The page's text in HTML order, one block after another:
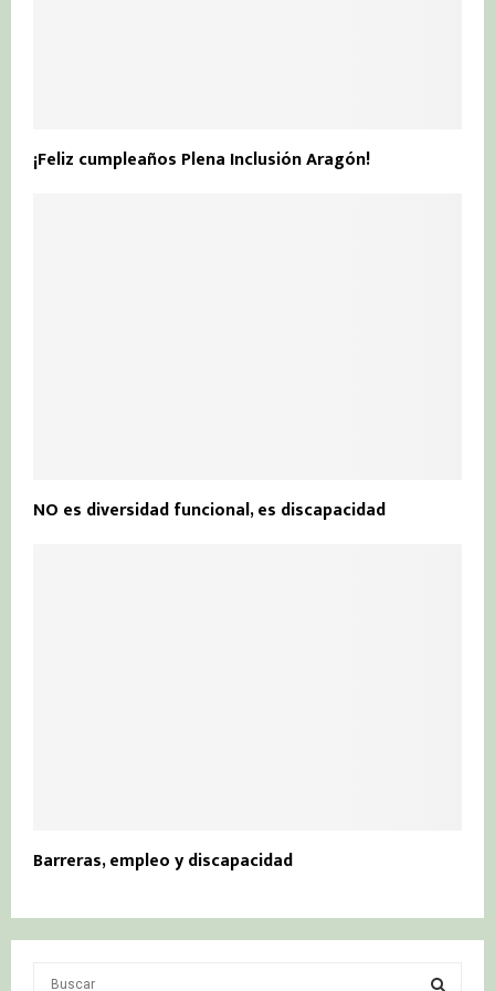
¡Feliz cumpleaños Plena Inclusión Aragón!
NO es diversidad funcional, es discapacidad
Barreras, empleo y discapacidad